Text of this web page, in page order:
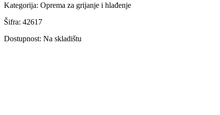
Kategorija: Oprema za grijanje i hlađenje
Šifra: 42617
Dostupnost: Na skladištu